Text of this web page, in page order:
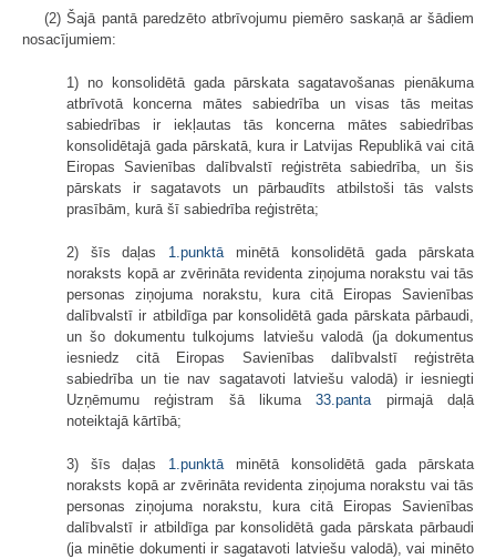
(2) Šajā pantā paredzēto atbrīvojumu piemēro saskaņā ar šādiem
nosacījumiem:
1) no konsolidētā gada pārskata sagatavošanas pienākuma
atbrīvotā koncerna mātes sabiedrība un visas tās meitas
sabiedrības ir iekļautas tās koncerna mātes sabiedrības
konsolidētajā gada pārskatā, kura ir Latvijas Republikā vai citā
Eiropas Savienības dalībvalstī reģistrēta sabiedrība, un šis
pārskats ir sagatavots un pārbaudīts atbilstoši tās valsts
prasībām, kurā šī sabiedrība reģistrēta;
2) šīs daļas 1.punktā minētā konsolidētā gada pārskata
noraksts kopā ar zvērināta revidenta ziņojuma norakstu vai tās
personas ziņojuma norakstu, kura citā Eiropas Savienības
dalībvalstī ir atbildīga par konsolidētā gada pārskata pārbaudi,
un šo dokumentu tulkojums latviešu valodā (ja dokumentus
iesniedz citā Eiropas Savienības dalībvalstī reģistrēta
sabiedrība un tie nav sagatavoti latviešu valodā) ir iesniegti
Uzņēmumu reģistram šā likuma33.panta pirmajā daļā
noteiktajā kārtībā;
3) šīs daļas 1.punktā minētā konsolidētā gada pārskata
noraksts kopā ar zvērināta revidenta ziņojuma norakstu vai tās
personas ziņojuma norakstu, kura citā Eiropas Savienības
dalībvalstī ir atbildīga par konsolidētā gada pārskata pārbaudi
(ja minētie dokumenti ir sagatavoti latviešu valodā), vai minēto